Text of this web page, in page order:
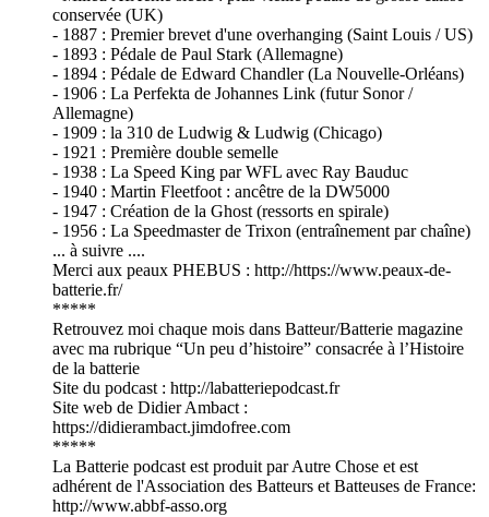
conservée (UK)
- 1887 : Premier brevet d'une overhanging (Saint Louis / US)
- 1893 : Pédale de Paul Stark (Allemagne)
- 1894 : Pédale de Edward Chandler (La Nouvelle-Orléans)
- 1906 : La Perfekta de Johannes Link (futur Sonor /
Allemagne)
- 1909 : la 310 de Ludwig & Ludwig (Chicago)
- 1921 : Première double semelle
- 1938 : La Speed King par WFL avec Ray Bauduc
- 1940 : Martin Fleetfoot : ancêtre de la DW5000
- 1947 : Création de la Ghost (ressorts en spirale)
- 1956 : La Speedmaster de Trixon (entraînement par chaîne)
... à suivre ....
Merci aux peaux PHEBUS : http://https://www.peaux-de-
batterie.fr/
*****
Retrouvez moi chaque mois dans Batteur/Batterie magazine
avec ma rubrique “Un peu d’histoire” consacrée à l’Histoire
de la batterie
Site du podcast : http://labatteriepodcast.fr
Site web de Didier Ambact :
https://didierambact.jimdofree.com
*****
La Batterie podcast est produit par Autre Chose et est
adhérent de l'Association des Batteurs et Batteuses de France:
http://www.abbf-asso.org